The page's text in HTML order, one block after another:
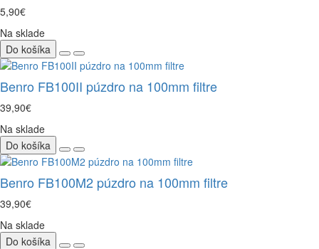
5,90€
Na sklade
Do košíka
Benro FB100II púzdro na 100mm filtre
39,90€
Na sklade
Do košíka
Benro FB100M2 púzdro na 100mm filtre
39,90€
Na sklade
Do košíka